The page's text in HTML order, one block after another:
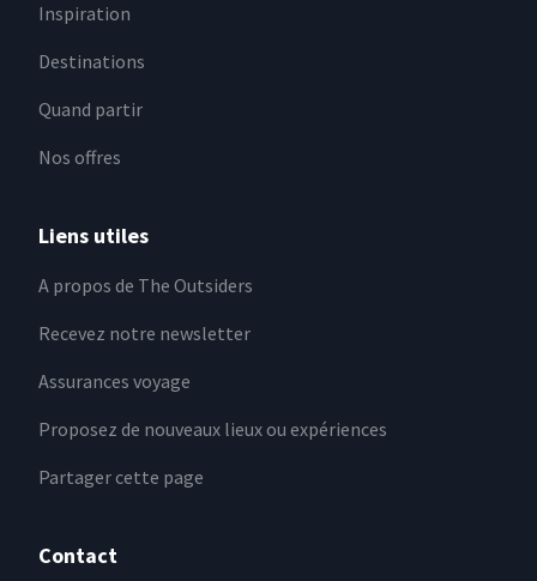
Inspiration
Destinations
Quand partir
Nos offres
Liens utiles
A propos de The Outsiders
Recevez notre newsletter
Assurances voyage
Proposez de nouveaux lieux ou expériences
Partager cette page
Contact